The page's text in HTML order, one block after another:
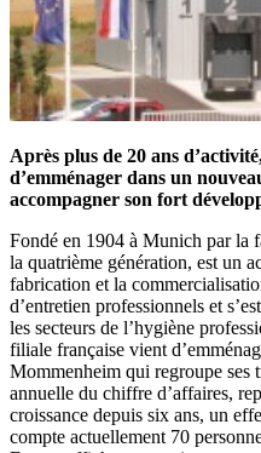
Après plus de 20 ans
d’emménager dans un
accompagner son fort
Fondé en 1904 à Munich par
la quatrième génération, est un
fabrication et la
d’entretien professionnels et
les secteurs de l’hygiène
filiale française vient
Mommenheim qui regroupe ses
annuelle du chiffre d’affaires,
croissance depuis six ans, un
compte actuellement 70